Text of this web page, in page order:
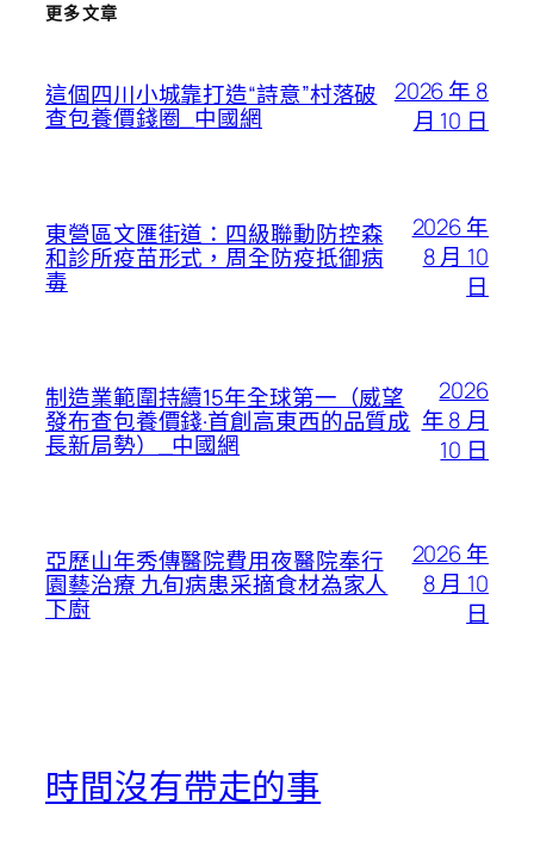
更多文章
這個四川小城靠打造“詩意”村落破
查包養價錢圈_中國網
2026 年 8
月 10 日
東營區文匯街道：四級聯動防控森
和診所疫苗形式，周全防疫抵御病
毒
2026 年
8 月 10
日
制造業範圍持續15年全球第一（威望
發布查包養價錢·首創高東西的品質成
長新局勢）_中國網
2026
年 8 月
10 日
亞歷山年秀傳醫院費用夜醫院奉行
園藝治療 九旬病患采摘食材為家人
下廚
2026 年
8 月 10
日
時間沒有帶走的事